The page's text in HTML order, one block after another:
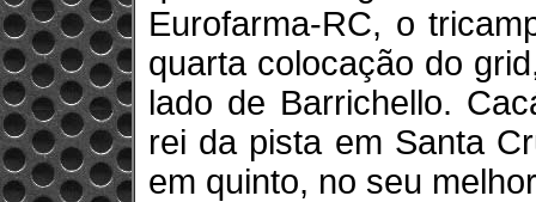
Eurofarma-RC, o
quarta colocação do
lado de Barrichello.
rei da pista em Santa
em quinto, no seu